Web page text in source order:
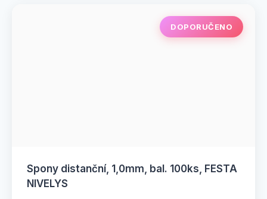
DOPORUČENO
Spony distanční, 1,0mm, bal. 100ks, FESTA
NIVELYS